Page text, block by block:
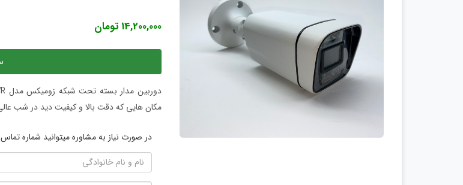
14,200,000 تومان
مکان هایی که دقت بالا و کیفیت دید در شب
در صورت نیاز به مشاوره میتوانید شماره تماس